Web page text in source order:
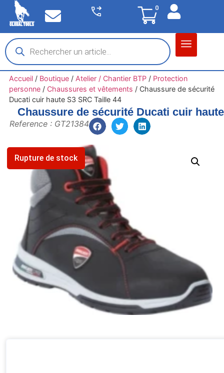
0
Accueil/ Boutique/ Atelier / Chantier BTP/ Protection
personne/ Chaussures et vêtements / Chaussure de sécurité
Ducati cuir haute S3 SRC Taille 44
Rupture de stock
Chaussure de sécurité Ducati cuir
Reference : GT21384